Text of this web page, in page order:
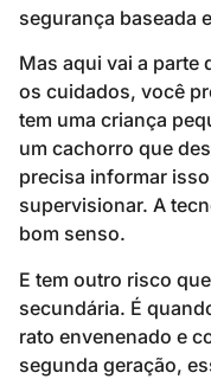
segurança baseada
Mas aqui vai a parte
os cuidados, você
tem uma criança
um cachorro que
precisa informar
supervisionar. A
bom senso.
E tem outro risco
secundária. É
rato envenenado e
segunda geração,